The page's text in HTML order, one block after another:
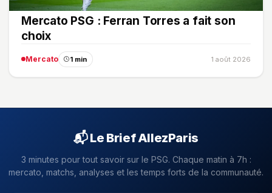
Mercato PSG : Ferran Torres a fait son
choix
Mercato 1 min 1 août 2026
📬 Le Brief AllezParis
3 minutes pour tout savoir sur le PSG. Chaque matin à 7h :
mercato, matchs, analyses et les temps forts de la communauté.